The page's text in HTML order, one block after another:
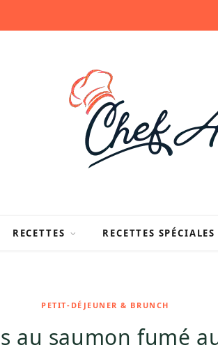
RECETTES RECETTES SPÉCIALES
PETIT-DÉJEUNER & BRUNCH
au saumon fumé